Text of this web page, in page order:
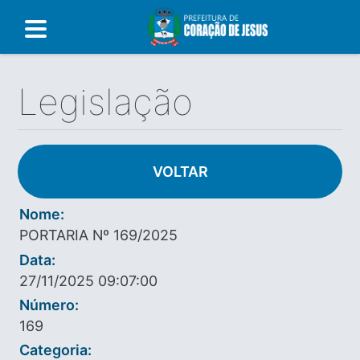
Legislação
VOLTAR
Nome:
PORTARIA Nº 169/2025
Data:
27/11/2025 09:07:00
Número:
169
Categoria: